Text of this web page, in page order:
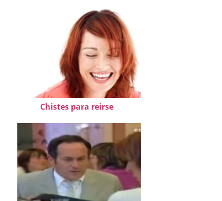
Chistes para reirse